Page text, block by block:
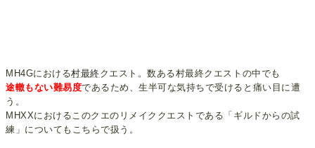
MH4Gにおける村最終クエスト。数ある村最終クエストの中でも
途轍もない難易度であるため、生半可な気持ちで受けると痛い目に遭
う。
MHXXにおけるこのクエのリメイククエストである「ギルドからの試
練」についてもこちらで扱う。